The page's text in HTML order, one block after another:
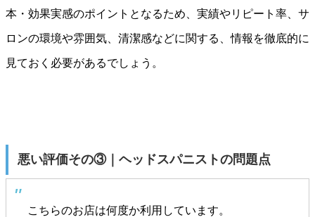
本・効果実感のポイントとなるため、実績やリピート率、サ
ロンの環境や雰囲気、清潔感などに関する、情報を徹底的に
見ておく必要があるでしょう。
悪い評価その③｜ヘッドスパニストの問題点
こちらのお店は何度か利用しています。